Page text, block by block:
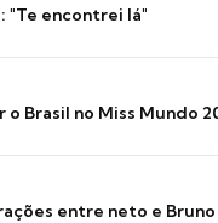
"Te encontrei lá"
Brasil no Miss Mundo
entre neto e Bruno